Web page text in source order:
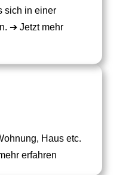
sich in einer
➔ Jetzt mehr
Haus etc.
erfahren